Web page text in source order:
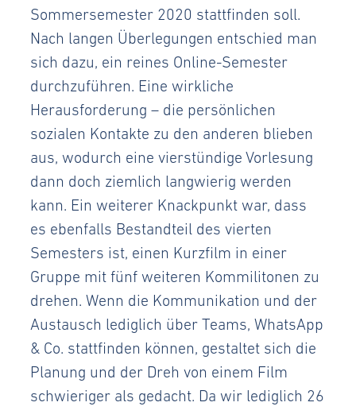
Sommersemester 2020 stattfinden soll.
Nach langen Überlegungen entschied man
sich dazu, ein reines Online-Semester
durchzuführen. Eine wirkliche
Herausforderung – die persönlichen
sozialen Kontakte zu den anderen blieben
aus, wodurch eine vierstündige Vorlesung
dann doch ziemlich langwierig werden
kann. Ein weiterer Knackpunkt war, dass
es ebenfalls Bestandteil des vierten
Semesters ist, einen Kurzfilm in einer
Gruppe mit fünf weiteren Kommilitonen zu
drehen. Wenn die Kommunikation und der
Austausch lediglich über Teams, WhatsApp
& Co. stattfinden können, gestaltet sich die
Planung und der Dreh von einem Film
schwieriger als gedacht. Da wir lediglich 26